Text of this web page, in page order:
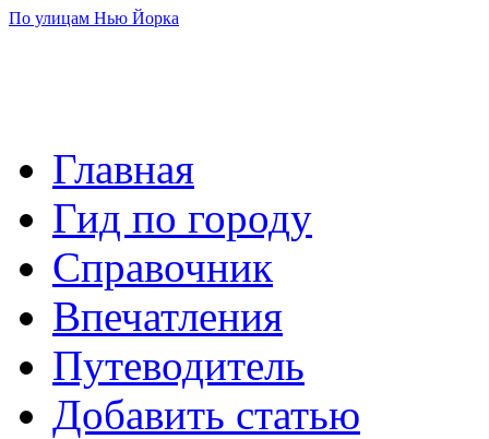
По улицам Нью Йорка
Главная
Гид по городу
Справочник
Впечатления
Путеводитель
Добавить статью